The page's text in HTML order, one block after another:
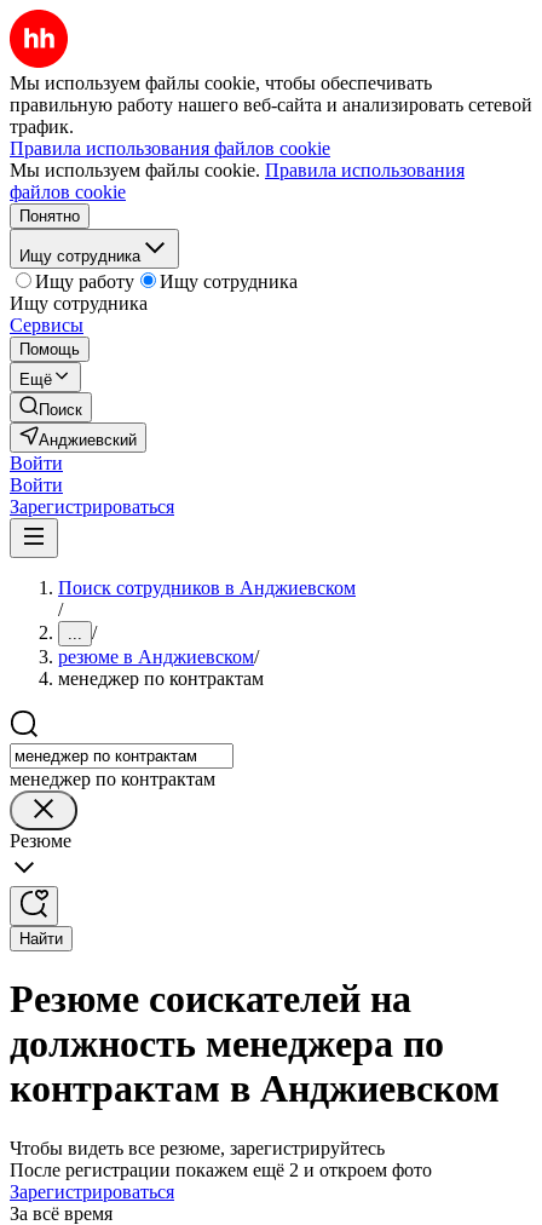
Мы используем файлы cookie, чтобы обеспечивать
правильную работу нашего веб-сайта и анализировать сетевой
трафик.
Правила использования файлов cookie
Мы используем файлы cookie. Правила использования
файлов cookie
Понятно
Ищу сотрудника
Ищу работу
Ищу сотрудника
Ищу сотрудника
Сервисы
Помощь
Ещё
Поиск
Анджиевский
Войти
Войти
Зарегистрироваться
Поиск сотрудников в Анджиевском
/
... /
резюме в Анджиевском/
менеджер по контрактам
менеджер по контрактам
Резюме
Найти
Резюме соискателей на
должность менеджера по
контрактам в Анджиевском
Чтобы видеть все резюме, зарегистрируйтесь
После регистрации покажем ещё 2 и откроем фото
Зарегистрироваться
За всё время